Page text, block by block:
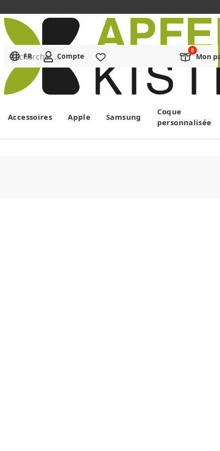
Menu
Rechercher ...
FR Compte Mon
Accessoires Apple Samsung
Coque
personnalisée